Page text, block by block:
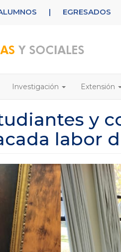
| EGRESADOS
Investigación Extensión
y
labor